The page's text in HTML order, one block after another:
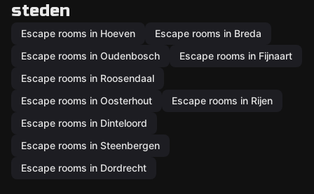
steden
Escape rooms in Hoeven
Escape rooms in Breda
Escape rooms in Oudenbosch
Escape rooms in Fijnaart
Escape rooms in Roosendaal
Escape rooms in Oosterhout
Escape rooms in Rijen
Escape rooms in Dinteloord
Escape rooms in Steenbergen
Escape rooms in Dordrecht